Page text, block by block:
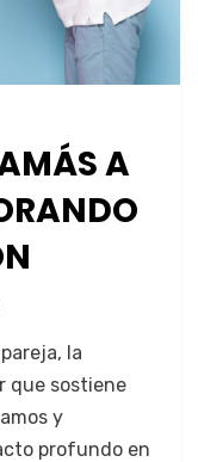
A
la
que sostiene
y
profundo en